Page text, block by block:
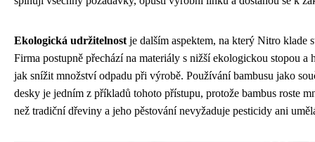
Ekologická udržitelnost je dalším aspektem, na který Nitro klade
Firma postupně přechází na materiály s nižší ekologickou stopou a
jak snížit množství odpadu při výrobě. Používání bambusu jako
desky je jedním z příkladů tohoto přístupu, protože bambus roste
než tradiční dřeviny a jeho pěstování nevyžaduje pesticidy ani